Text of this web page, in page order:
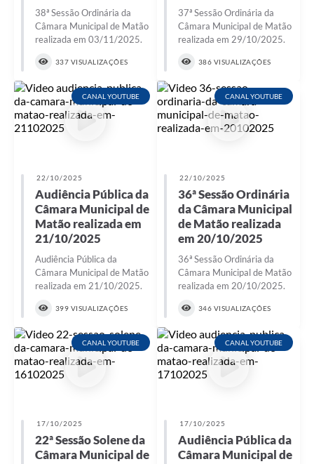
38ª Sessão Ordinária da
Câmara Municipal de Matão
realizada em 03/11/2025.
337 VISUALIZAÇÕES
37ª Sessão Ordinária da
Câmara Municipal de Matão
realizada em 29/10/2025.
386 VISUALIZAÇÕES
CANAL YOUTUBE
22/10/2025
Audiência Pública da
Câmara Municipal de
Matão realizada em
21/10/2025
Audiência Pública da
Câmara Municipal de Matão
realizada em 21/10/2025.
399 VISUALIZAÇÕES
CANAL YOUTUBE
22/10/2025
36ª Sessão Ordinária
da Câmara Municipal
de Matão realizada
em 20/10/2025
36ª Sessão Ordinária da
Câmara Municipal de Matão
realizada em 20/10/2025.
346 VISUALIZAÇÕES
CANAL YOUTUBE
17/10/2025
22ª Sessão Solene da
Câmara Municipal de
CANAL YOUTUBE
17/10/2025
Audiência Pública da
Câmara Municipal de